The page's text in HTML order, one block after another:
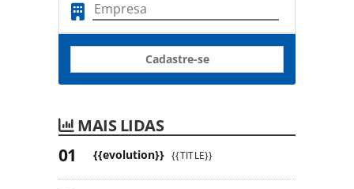
Cadastre-se
MAIS LIDAS
{{evolution}} {{TITLE}}